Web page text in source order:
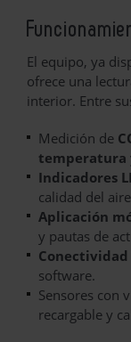
El equipo, ya
ofrece una
interior. Entre
Medición de
temperatura
Indicadores
calidad del
Aplicación
y pautas de
Conectividad
software.
Sensores con
recargable y